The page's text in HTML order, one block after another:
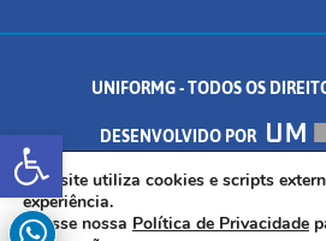
Abrir a barra de
UNIFORMG - TODOS OS
DESENVOLVIDO POR
AV. DR. ARNALDO DE SENNA, 328 -
35.574.530
Este site utiliza cookies e scripts
experiência.
Acesse nossa Política de Privacidade